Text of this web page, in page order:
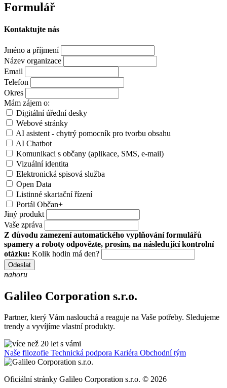
Formulář
Kontaktujte nás
Jméno a příjmení
Název organizace
Email
Telefon
Okres
Mám zájem o:
Digitální úřední desky
Webové stránky
AI asistent - chytrý pomocník pro tvorbu obsahu
AI Chatbot
Komunikaci s občany (aplikace, SMS, e-mail)
Vizuální identita
Elektronická spisová služba
Open Data
Listinné skartační řízení
Portál Občan+
Jiný produkt
Vaše zpráva
Z důvodu zamezení automatického vyplňování formulářů
spamery a roboty odpovězte, prosím, na následující kontrolní
otázku: Kolik hodin má den?
Odeslat
nahoru
Galileo Corporation s.r.o.
Partner, který Vám naslouchá a reaguje na Vaše potřeby. Sledujeme
trendy a vyvíjíme vlastní produkty.
Naše filozofie Technická podpora Kariéra Obchodní tým
Oficiální stránky Galileo Corporation s.r.o. © 2026